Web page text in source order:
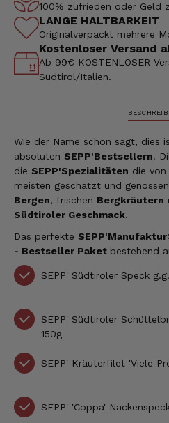
100% zufrieden oder Geld
LANGE HALTBARKEIT
Originalverpackt mehrere
Kostenloser Versand
Ab 99€ KOSTENLOSER
Südtirol/Italien.
Wie der Name schon sagt, dies
absoluten SEPP'Bestsellern.
die SEPP'Spezialitäten die von
meisten geschätzt und
Bergen, frischen Bergkräutern
Südtiroler Geschmack.
Das perfekte
- Bestseller Paket bestehend
SEPP' Südtiroler Speck
SEPP'Südtiroler
150g
SEPP' Kräuterfilet 'Viele
SEPP' 'Coppa'